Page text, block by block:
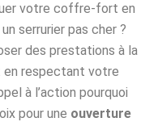
votre coffre-fort en
serrurier pas cher ?
des prestations à la
respectant votre
à l’action pourquoi
pour une ouverture